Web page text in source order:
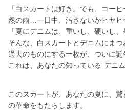
「白スカートは好き。でも、コー
然の雨…一日中、汚さないかヒヤヒ
「夏にデニムは、重いし、硬いし、
そんな、白スカートとデニムにまつ
過去のものにする一枚が、ついに誕
これは、あなたの知っている”デニ
このスカートが、あなたの夏に、驚
の革命をもたらします。